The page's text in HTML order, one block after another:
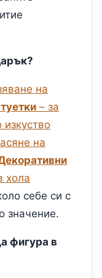
на
– за
на
хола
себе си с
значение.
фигура в